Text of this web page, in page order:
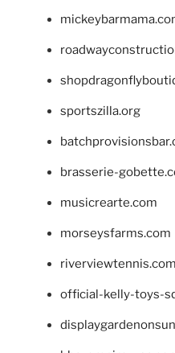
sportszilla.org
brasserie-
musicrearte.com
morseysfarms.com
riverviewtennis.com
official-kelly-toys-